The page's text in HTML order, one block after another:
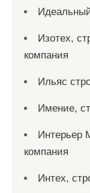
Изотех,
компания
Ильяс
Имение,
Интерьер
компания
Интех,